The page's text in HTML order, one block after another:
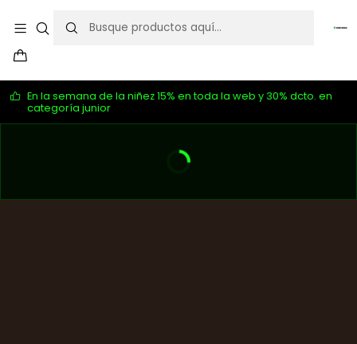
En la semana de la niñez 15% en toda la web y 30% dcto. en
categoría junior